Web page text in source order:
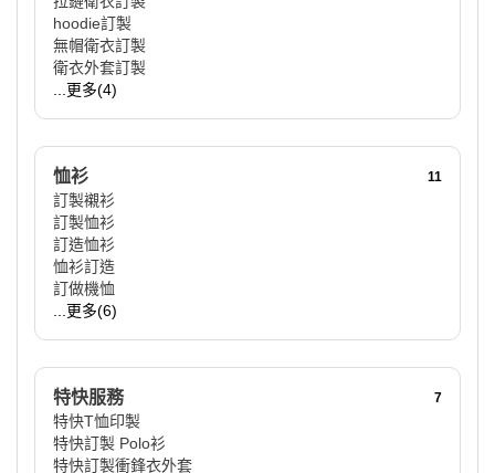
hoodie訂製
無帽衛衣訂製
衛衣外套訂製
...更多(4)
恤衫 11
訂製襯衫
訂製恤衫
訂造恤衫
恤衫訂造
訂做機恤
...更多(6)
特快服務 7
特快T恤印製
特快訂製 Polo衫
特快訂製衝鋒衣外套